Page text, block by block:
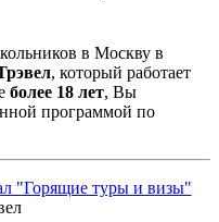
в Москву в
, который работает
более 18 лет, Вы
программой по
"Горящие туры и визы"